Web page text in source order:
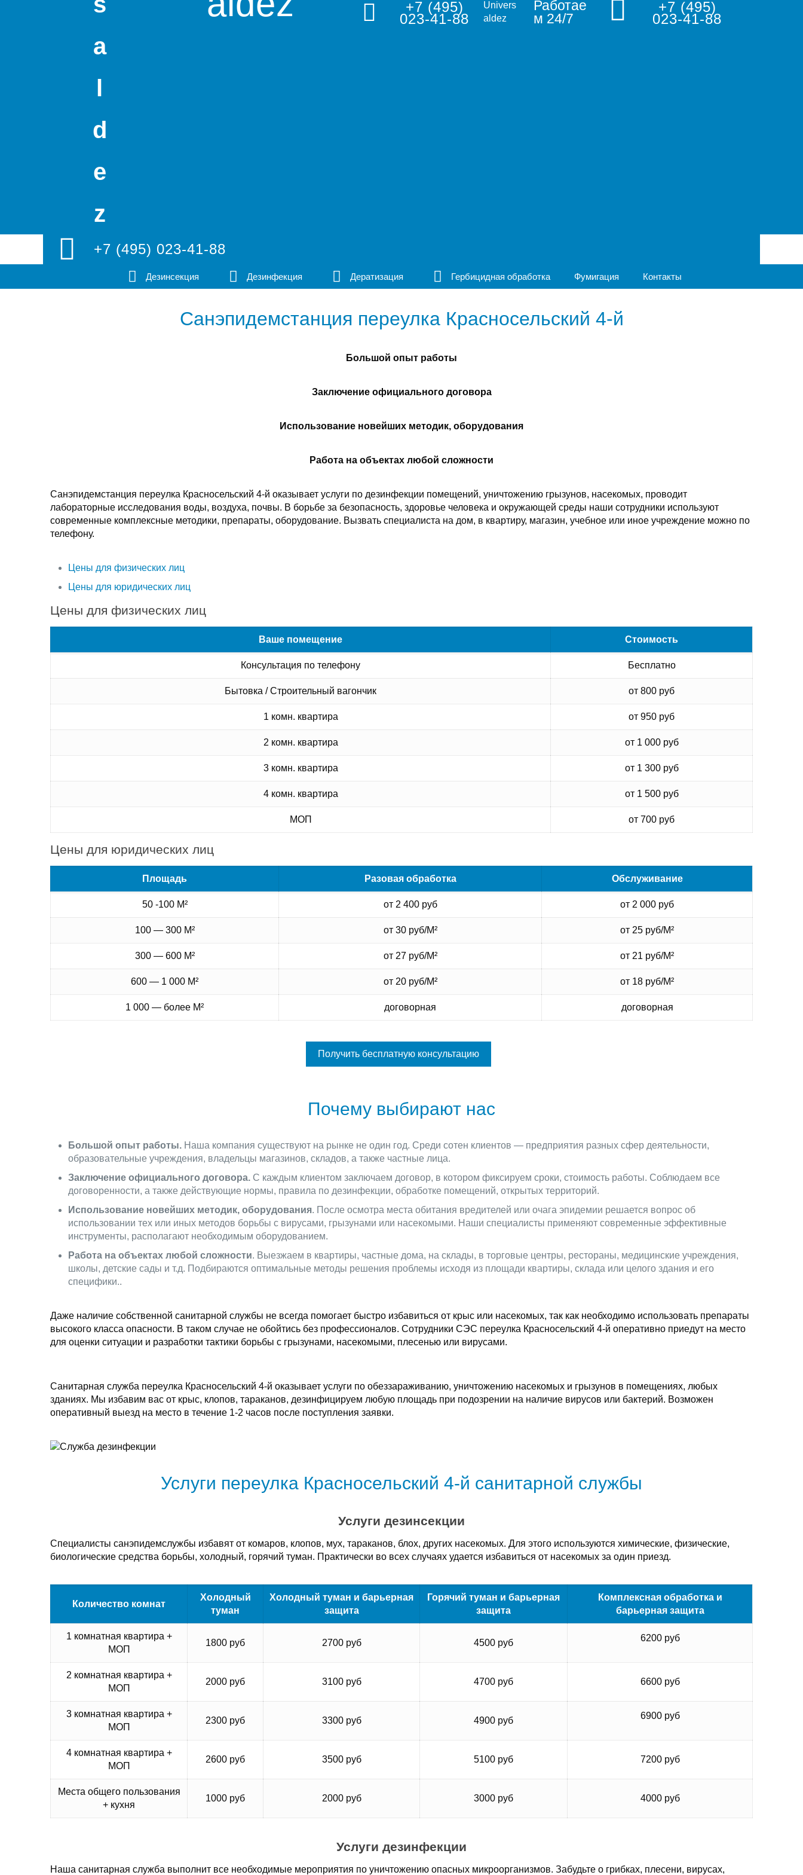
a
l
d
e
z
+7 (495)
023-41-88
Univers
aldez
Работае
м 24/7
+7 (495)
023-41-88
+7 (495) 023-41-88
Дезинсекция Дезинфекция Дератизация Гербицидная обработка Фумигация Контакты
Санэпидемстанция переулка Красносельский 4-й
Большой опыт работы
Заключение официального договора
Использование новейших методик, оборудования
Работа на объектах любой сложности
Санэпидемстанция переулка Красносельский 4-й оказывает услуги по дезинфекции помещений, уничтожению грызунов, насекомых, проводит
лабораторные исследования воды, воздуха, почвы. В борьбе за безопасность, здоровье человека и окружающей среды наши сотрудники используют
современные комплексные методики, препараты, оборудование. Вызвать специалиста на дом, в квартиру, магазин, учебное или иное учреждение можно по
телефону.
Цены для физических лиц
Цены для юридических лиц
Цены для физических лиц
Ваше помещение Стоимость
Консультация по телефону Бесплатно
Бытовка / Строительный вагончик от 800 руб
1 комн. квартира от 950 руб
2 комн. квартира от 1 000 руб
3 комн. квартира от 1 300 руб
4 комн. квартира от 1 500 руб
МОП от 700 руб
Цены для юридических лиц
Площадь Разовая обработка Обслуживание
50 -100 М² от 2 400 руб от 2 000 руб
100 — 300 М² от 30 руб/М² от 25 руб/М²
300 — 600 М² от 27 руб/М² от 21 руб/М²
600 — 1 000 М² от 20 руб/М² от 18 руб/М²
1 000 — более М² договорная договорная
Получить бесплатную консультацию
Почему выбирают нас
Большой опыт работы. Наша компания существуют на рынке не один год. Среди сотен клиентов — предприятия разных сфер деятельности,
образовательные учреждения, владельцы магазинов, складов, а также частные лица.
Заключение официального договора. С каждым клиентом заключаем договор, в котором фиксируем сроки, стоимость работы. Соблюдаем все
договоренности, а также действующие нормы, правила по дезинфекции, обработке помещений, открытых территорий.
Использование новейших методик, оборудования. После осмотра места обитания вредителей или очага эпидемии решается вопрос об
использовании тех или иных методов борьбы с вирусами, грызунами или насекомыми. Наши специалисты применяют современные эффективные
инструменты, располагают необходимым оборудованием.
Работа на объектах любой сложности. Выезжаем в квартиры, частные дома, на склады, в торговые центры, рестораны, медицинские учреждения,
школы, детские сады и т.д. Подбираются оптимальные методы решения проблемы исходя из площади квартиры, склада или целого здания и его
специфики..
Даже наличие собственной санитарной службы не всегда помогает быстро избавиться от крыс или насекомых, так как необходимо использовать препараты
высокого класса опасности. В таком случае не обойтись без профессионалов. Сотрудники СЭС переулка Красносельский 4-й оперативно приедут на место
для оценки ситуации и разработки тактики борьбы с грызунами, насекомыми, плесенью или вирусами.
Санитарная служба переулка Красносельский 4-й оказывает услуги по обеззараживанию, уничтожению насекомых и грызунов в помещениях, любых
зданиях. Мы избавим вас от крыс, клопов, тараканов, дезинфицируем любую площадь при подозрении на наличие вирусов или бактерий. Возможен
оперативный выезд на место в течение 1-2 часов после поступления заявки.
Услуги переулка Красносельский 4-й санитарной службы
Услуги дезинсекции
Специалисты санэпидемслужбы избавят от комаров, клопов, мух, тараканов, блох, других насекомых. Для этого используются химические, физические,
биологические средства борьбы, холодный, горячий туман. Практически во всех случаях удается избавиться от насекомых за один приезд.
Количество комнат
Холодный
туман
Холодный туман и барьерная
защита
Горячий туман и барьерная
защита
Комплексная обработка и
барьерная защита
1 комнатная квартира +
МОП
1800 руб 2700 руб 4500 руб 6200 руб
2 комнатная квартира +
МОП
2000 руб 3100 руб 4700 руб 6600 руб
3 комнатная квартира +
МОП
2300 руб 3300 руб 4900 руб 6900 руб
4 комнатная квартира +
МОП
2600 руб 3500 руб 5100 руб 7200 руб
Места общего пользования
+ кухня
1000 руб 2000 руб 3000 руб 4000 руб
Услуги дезинфекции
Наша санитарная служба выполнит все необходимые мероприятия по уничтожению опасных микроорганизмов. Забудьте о грибках, плесени, вирусах,